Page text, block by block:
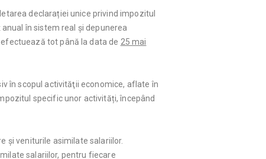
declarației unice privind impozitul
în sistem real și depunerea
tot până la data de 25 mai
în scopul activităţii economice, aflate în
specific unor activități, începând
și veniturile asimilate salariilor.
salariilor, pentru fiecare